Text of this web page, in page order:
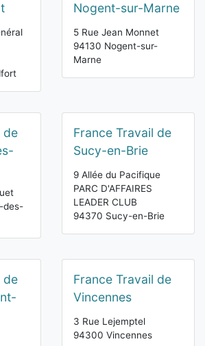
Nogent-sur-Marne
5 Rue Jean Monnet
94130 Nogent-sur-
Marne
de
des-
France Travail de
Sucy-en-Brie
9 Allée du Pacifique
PARC D'AFFAIRES
LEADER CLUB
94370 Sucy-en-Brie
de
France Travail de
Vincennes
3 Rue Lejemptel
94300 Vincennes